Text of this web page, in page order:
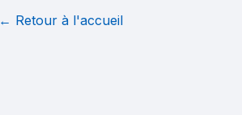
← Retour à l'accueil